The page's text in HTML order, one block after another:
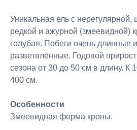
Уникальная ель с нерегулярной,
редкой и ажурной (змеевидной)
голубая. Побеги очень длинные
разветвлённые. Годовой
сезона от 30 до 50 см в длину. К
400 см.
Особенности
Змеевидная форма кроны.